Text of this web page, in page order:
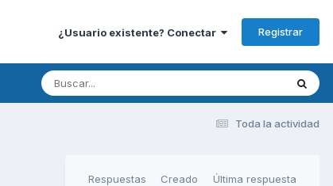
¿Usuario existente? Conectar Registrar
Toda la actividad
Respuestas Creado Última respuesta